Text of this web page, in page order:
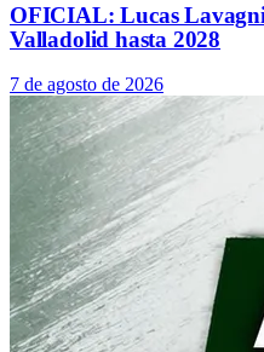
OFICIAL: Lucas
Valladolid hasta 2028
7 de agosto de 2026